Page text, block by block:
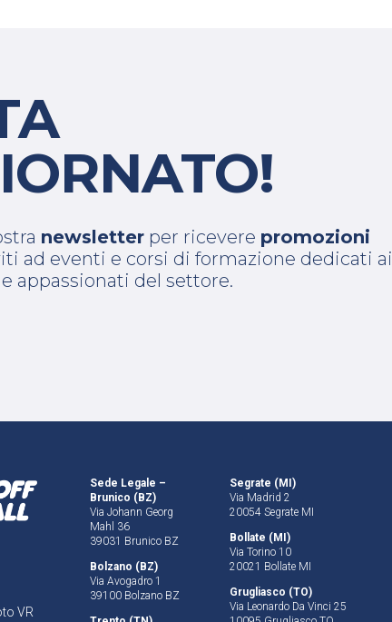
newsletter per ricevere promozioni
ad eventi e corsi di formazione dedicati ai
appassionati del settore.
VR
Sede Legale –
Brunico (BZ)
Via Johann Georg
Mahl 36
39031 Brunico BZ
Bolzano (BZ)
Via Avogadro 1
39100 Bolzano BZ
Segrate (MI)
Via Madrid 2
20054 Segrate MI
Bollate (MI)
Via Torino 10
20021 Bollate MI
Grugliasco (TO)
Via Leonardo Da Vinci 25